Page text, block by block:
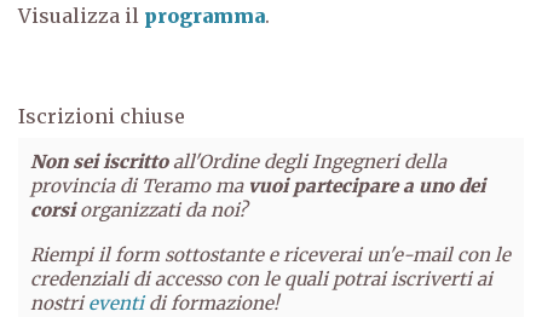
Visualizza il programma.
Iscrizioni chiuse
Non sei iscrittoall'Ordine degli Ingegneri della
provincia di Teramo ma vuoi partecipare a uno dei
corsiorganizzati da noi?
Riempi il form sottostante e riceverai un'e-mail con le
credenziali di accesso con le quali potrai iscriverti ai
nostrieventidi formazione!